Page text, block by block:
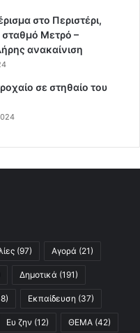
στο Περιστέρι,
Μετρό –
ανακαίνιση
σε στηθαίο του
(97) Αγορά (21)
Δημοτικά (191)
Εκπαίδευση (37)
Ευ ζην (12) ΘΕΜΑ (42)